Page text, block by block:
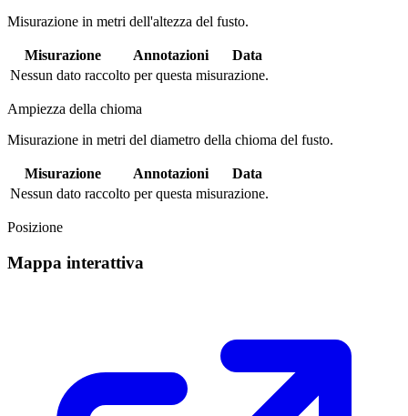
Misurazione in metri dell'altezza del fusto.
Misurazione Annotazioni
Data
Nessun dato raccolto per questa misurazione.
Ampiezza della chioma
Misurazione in metri del diametro della chioma del fusto.
Misurazione Annotazioni
Data
Nessun dato raccolto per questa misurazione.
Posizione
Mappa interattiva